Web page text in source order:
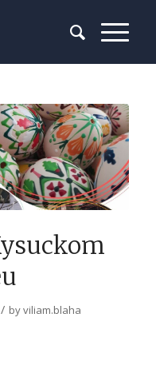
/ byviliam.blaha